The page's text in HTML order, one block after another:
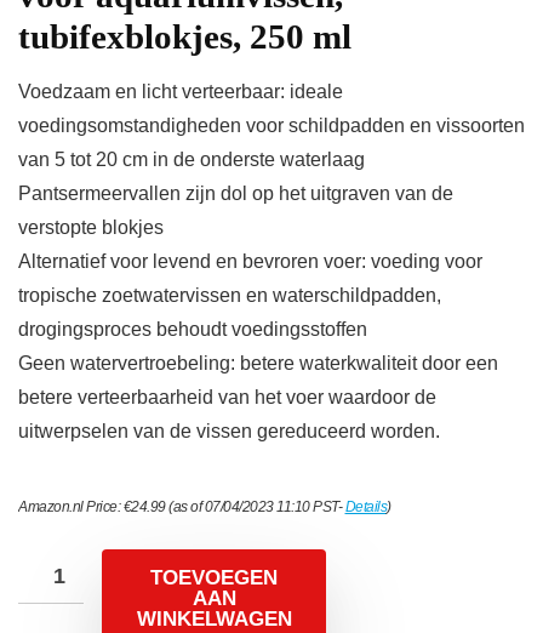
tubifexblokjes, 250 ml
Voedzaam en licht verteerbaar: ideale
voedingsomstandigheden voor schildpadden en vissoorten
van 5 tot 20 cm in de onderste waterlaag
Pantsermeervallen zijn dol op het uitgraven van de
verstopte blokjes
Alternatief voor levend en bevroren voer: voeding voor
tropische zoetwatervissen en waterschildpadden,
drogingsproces behoudt voedingsstoffen
Geen watervertroebeling: betere waterkwaliteit door een
betere verteerbaarheid van het voer waardoor de
uitwerpselen van de vissen gereduceerd worden.
Amazon.nl Price:€24.99(as of 07/04/2023 11:10 PST-Details)
TOEVOEGEN
AAN
WINKELWAGEN